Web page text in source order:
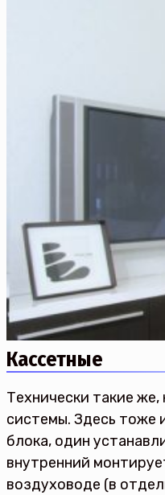
Кассетные
Технически такие же,
системы. Здесь тоже
блока, один
внутренний
воздуховоде (в